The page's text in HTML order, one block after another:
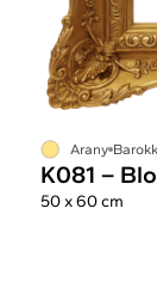
Arany Barokk
K081 –
50 x 60 cm